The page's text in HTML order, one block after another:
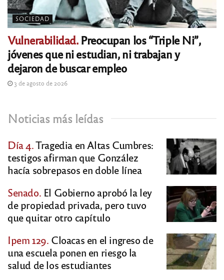
SOCIEDAD
Vulnerabilidad.Preocupan los “Triple Ni”,
jóvenes que ni estudian, ni trabajan y
dejaron de buscar empleo
3 de agosto de 2026
Noticias más leídas
Día 4.Tragedia en Altas Cumbres:
testigos afirman que González
hacía sobrepasos en doble línea
Senado. El Gobierno aprobó la ley
de propiedad privada, pero tuvo
que quitar otro capítulo
Ipem 129. Cloacas en el ingreso de
una escuela ponen en riesgo la
salud de los estudiantes